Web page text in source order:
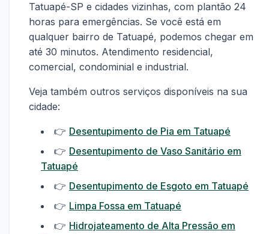
Tatuapé-SP e cidades vizinhas, com plantão 24
horas para emergências. Se você está em
qualquer bairro de Tatuapé, podemos chegar em
até 30 minutos. Atendimento residencial,
comercial, condominial e industrial.
Veja também outros serviços disponíveis na sua
cidade:
👉 Desentupimento de Pia em Tatuapé
👉 Desentupimento de Vaso Sanitário em
Tatuapé
👉 Desentupimento de Esgoto em Tatuapé
👉 Limpa Fossa em Tatuapé
👉 Hidrojateamento de Alta Pressão em